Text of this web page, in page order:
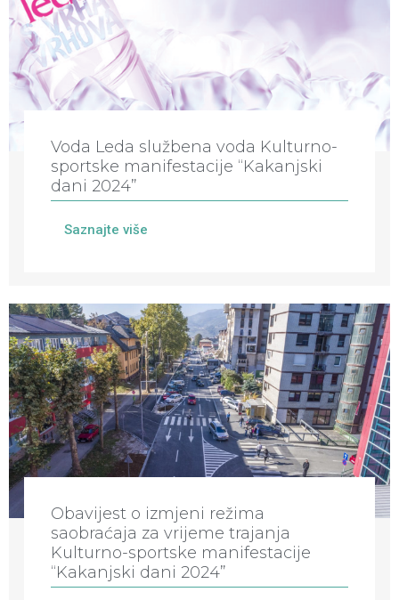
Voda Leda službena voda Kulturno-
sportske manifestacije “Kakanjski
dani 2024”
Saznajte više
Obavijest o izmjeni režima
saobraćaja za vrijeme trajanja
Kulturno-sportske manifestacije
“Kakanjski dani 2024”